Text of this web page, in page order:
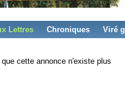
Lettres Chroniques Viré
cette annonce n'existe plus